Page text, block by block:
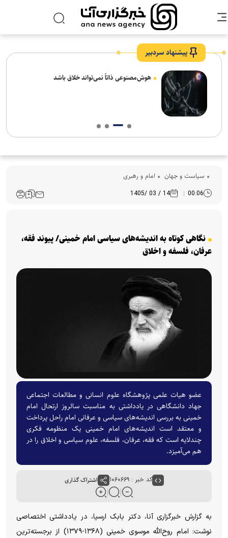
پیشنهاد سردبیر
هوش‌مصنوعی ذاتاً نمی‌تواند خلاق باشد
سیاست و جهان امام و رهبری
00:06
14 / 03 /1405
نگاهی کوتاه به اندیشه‌های سیاسی امام خمینی/ پیوند فقه،
عرفان، فلسفه و اخلاق
عضو هیات علمی پژوهشگاه علوم انسانی و مطالعات اجتماعی
جهاد دانشگاهی در یادداشتی به مناسبت سالروز ارتحال امام
خمینی به بررسی اندیشه‌های سیاسی و عرفانی امام راحل پرداخت
و معتقد است اندیشه‌های امام خمینی یک منظومه فکری
چندلایه است که فقه، عرفان، فلسفه، علوم سیاسی و اخلاق را در
هم می‌آمیزد.
کد خبر : ۱۰۶۰۶۶۹ اشتراک گذاری
به گزارش خبرگزاری آنا، دکتر بابک ارسیا، در یادداشتی اختصاصی
نوشت: امام روح‌الله موسوی خمینی (۱۳۶۸-۱۳۷۹) از برجسته‌ترین